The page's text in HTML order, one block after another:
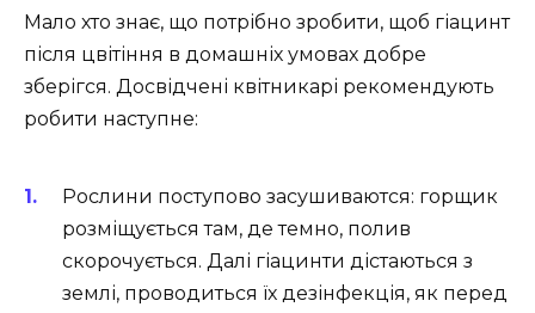
Мало хто знає, що потрібно зробити, щоб гіацинт
після цвітіння в домашніх умовах добре
зберігся. Досвідчені квітникарі рекомендують
робити наступне:
Рослини поступово засушиваются: горщик
розміщується там, де темно, полив
скорочується. Далі гіацинти дістаються з
землі, проводиться їх дезінфекція, як перед